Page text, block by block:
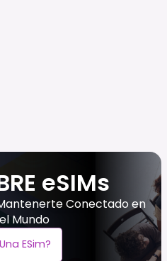
eSIMs
Conectado en
Mundo
ESim?